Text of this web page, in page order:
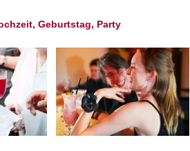
Geburtstag, Party